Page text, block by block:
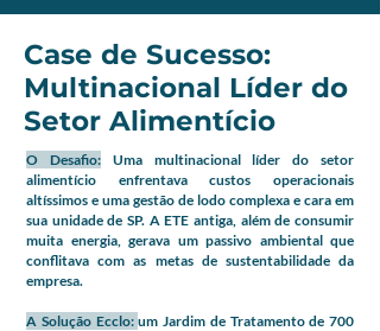
Case de Sucesso:
Multinacional Líder do
Setor Alimentício
O Desafio:Uma multinacional líder do setor
alimentício enfrentava custos operacionais
altíssimos e uma gestão de lodo complexa e cara em
sua unidade de SP. A ETE antiga, além de consumir
muita energia, gerava um passivo ambiental que
conflitava com as metas de sustentabilidade da
empresa.
A Solução Ecclo: um Jardim de Tratamento de 700